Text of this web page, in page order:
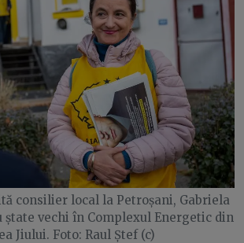
consilier local la Petroșani, Gabriela
ștate vechi în Complexul Energetic din
Jiului. Foto: Raul Ștef (c)